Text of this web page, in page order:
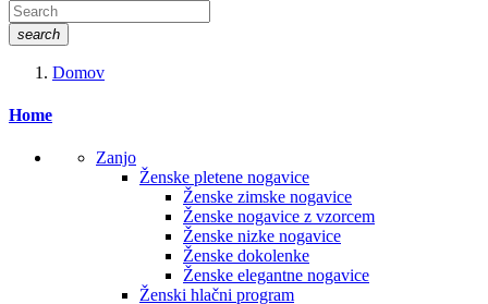
search
Domov
Home
Zanjo
Ženske pletene nogavice
Ženske zimske nogavice
Ženske nogavice z vzorcem
Ženske nizke nogavice
Ženske dokolenke
Ženske elegantne nogavice
Ženski hlačni program